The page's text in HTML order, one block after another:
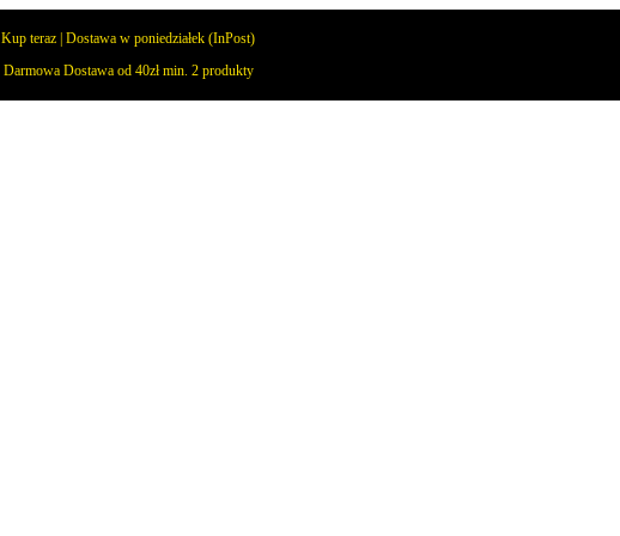
Kup teraz | Dostawa w poniedziałek (InPost)
Darmowa Dostawa od 40zł min. 2 produkty